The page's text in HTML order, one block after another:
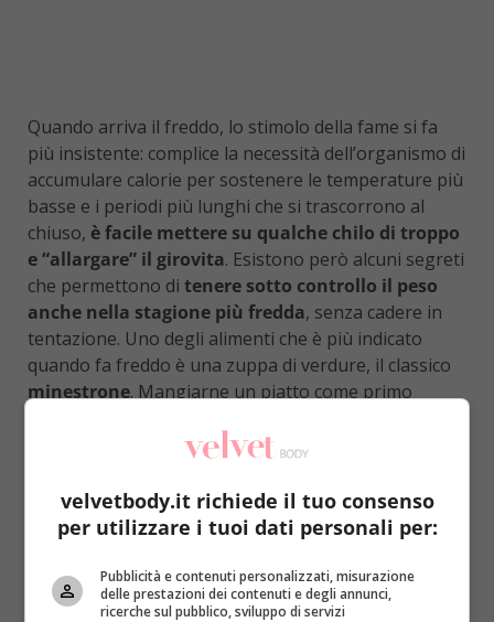
Quando arriva il freddo, lo stimolo della fame si fa
più insistente: complice la necessità dell’organismo di
accumulare calorie per sostenere le temperature più
basse e i periodi più lunghi che si trascorrono al
chiuso, è facile mettere su qualche chilo di troppo
e “allargare” il girovita. Esistono però alcuni segreti
che permettono di tenere sotto controllo il peso
anche nella stagione più fredda, senza cadere in
tentazione. Uno degli alimenti che è più indicato
quando fa freddo è una zuppa di verdure, il classico
minestrone. Mangiarne un piatto come primo
quindi, di evitare di esagerare durante il resto del
minestone poco calorico ed evitare l’aggiunta di
pane.
LEGGI ANCHE:La dieta dell’ananas, come perdere
3 kg in una settimana
velvetbody.it richiede il tuo consenso
per utilizzare i tuoi dati personali per:
Pubblicità e contenuti personalizzati, misurazione
delle prestazioni dei contenuti e degli annunci,
ricerche sul pubblico, sviluppo di servizi